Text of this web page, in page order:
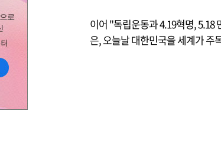
이어 "독립운동과 4.19혁명, 5.18
은, 오늘날 대한민국을 세계가 주